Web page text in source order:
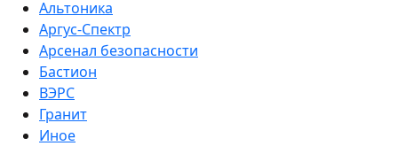
Альтоника
Аргус-Спектр
Арсенал безопасности
Бастион
ВЭРС
Гранит
Иное